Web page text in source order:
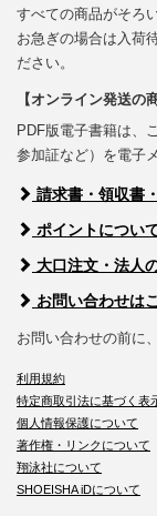
すべての商品がそろ
お急ぎの場合は入荷
ださい。
【オンライン発送の
PDF版電子書籍は、
参加証など）を電子
請求書・領収書
ポイントについ
大口注文・法人
お問い合わせは
お問い合わせの前に、
利用規約
特定商取引法に基づく表
個人情報保護について
著作権・リンクについて
翔泳社について
SHOEISHA iDについて